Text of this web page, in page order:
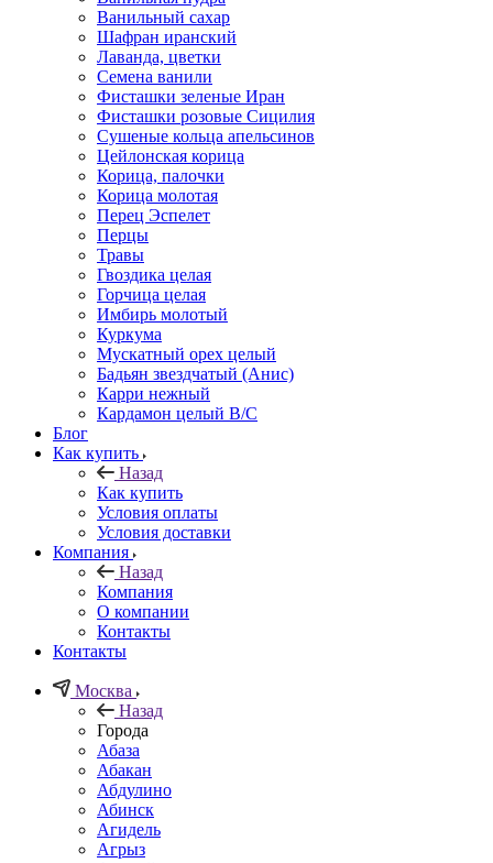
Ванильный сахар
Шафран иранский
Лаванда, цветки
Семена ванили
Фисташки зеленые Иран
Фисташки розовые Сицилия
Сушеные кольца апельсинов
Цейлонская корица
Корица, палочки
Корица молотая
Перец Эспелет
Перцы
Травы
Гвоздика целая
Горчица целая
Имбирь молотый
Куркума
Мускатный орех целый
Бадьян звездчатый (Анис)
Карри нежный
Кардамон целый В/С
Блог
Как купить
Назад
Как купить
Условия оплаты
Условия доставки
Компания
Назад
Компания
О компании
Контакты
Контакты
Москва
Назад
Города
Абаза
Абакан
Абдулино
Абинск
Агидель
Агрыз